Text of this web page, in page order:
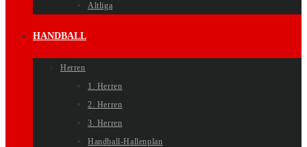
Altliga
HANDBALL
Herren
1. Herren
2. Herren
3. Herren
Handball-Hallenplan